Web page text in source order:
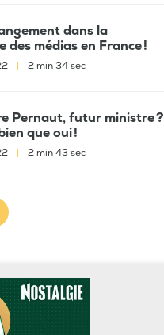
dans la
des médias en France !
2 min 34 sec
Pernaut, futur ministre ?
que oui !
2 min 43 sec